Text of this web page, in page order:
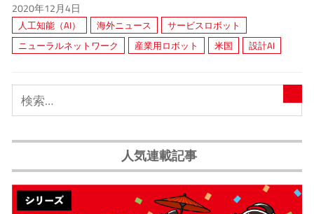
2020年12月4日
人工知能（AI） 海外ニュース
サービスロボット
ニューラルネットワーク
産業用ロボット 米国 設計AI
人気連載記事